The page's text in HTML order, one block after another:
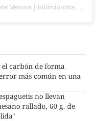
carbón de forma
más común en una
no llevan
rallado, 60 g. de